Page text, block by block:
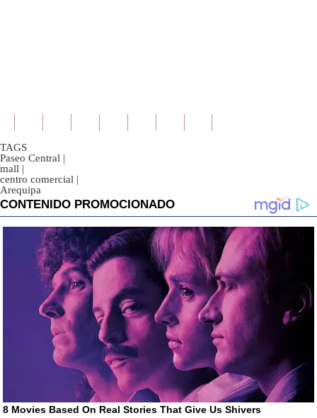
TAGS
Paseo Central |
mall |
centro comercial |
Arequipa